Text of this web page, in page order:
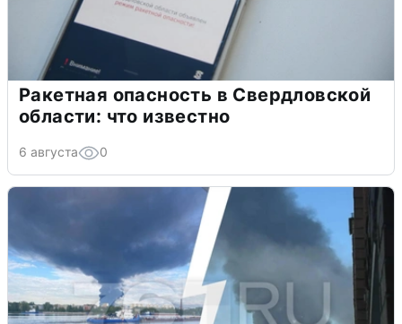
Ракетная опасность в Свердловской
области: что известно
6 августа 0